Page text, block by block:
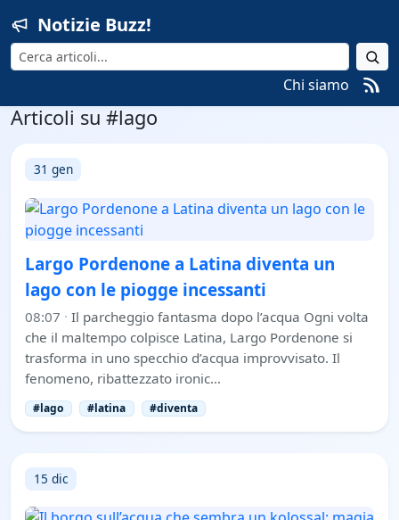
Notizie Buzz!
Cerca
Chi siamo
Articoli su #lago
31 gen
Largo Pordenone a Latina diventa un
lago con le piogge incessanti
08:07 · Il parcheggio fantasma dopo l’acqua Ogni volta
che il maltempo colpisce Latina, Largo Pordenone si
trasforma in uno specchio d’acqua improvvisato. Il
fenomeno, ribattezzato ironic…
#lago #latina #diventa
15 dic